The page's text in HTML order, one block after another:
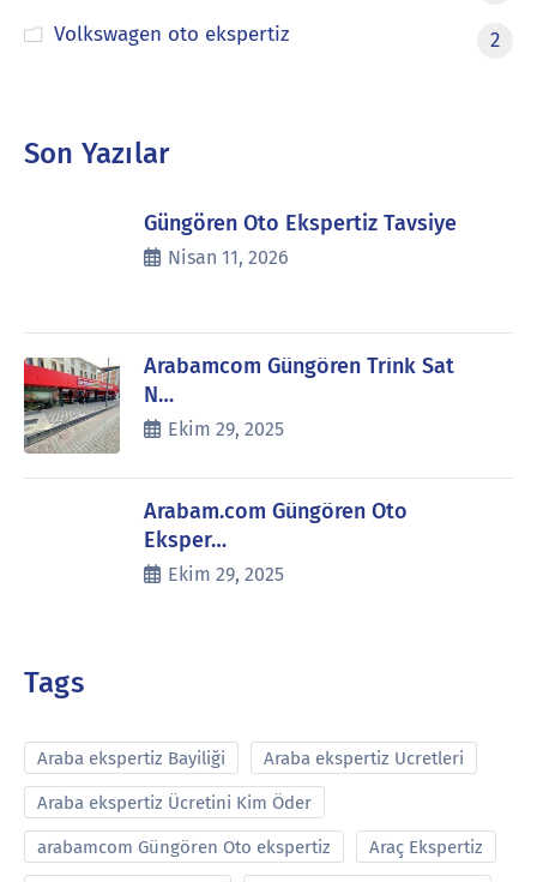
Volkswagen oto ekspertiz
2
Son Yazılar
Güngören Oto Ekspertiz Tavsiye
Nisan 11, 2026
Arabamcom Güngören Trink Sat
N…
Ekim 29, 2025
Arabam.com Güngören Oto
Eksper…
Ekim 29, 2025
Tags
Araba ekspertiz Bayiliği Araba ekspertiz Ucretleri
Araba ekspertiz Ücretini Kim Öder
arabamcom Güngören Oto ekspertiz Araç Ekspertiz